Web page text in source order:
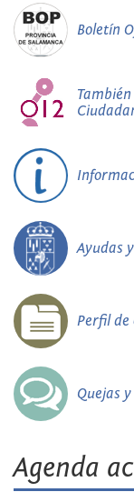
Boletín
Ayudas
Perfil
Quejas
Agenda